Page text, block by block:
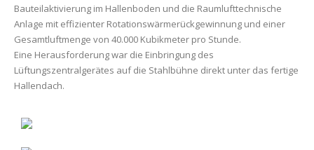
Bauteilaktivierung im Hallenboden und die Raumlufttechnische
Anlage mit effizienter Rotationswärmerückgewinnung und einer
Gesamtluftmenge von 40.000 Kubikmeter pro Stunde.
Eine Herausforderung war die Einbringung des
Lüftungszentralgerätes auf die Stahlbühne direkt unter das fertige
Hallendach.